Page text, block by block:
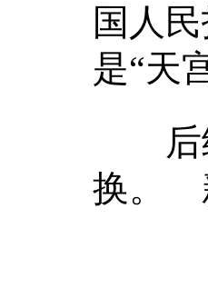
国人
是“天
后续
换。